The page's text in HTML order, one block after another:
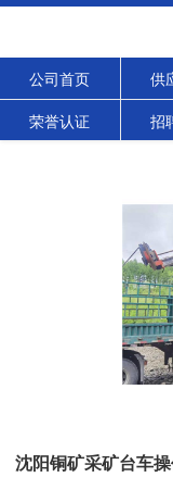
公司首页 供
荣誉认证 招
沈阳铜矿采矿台车